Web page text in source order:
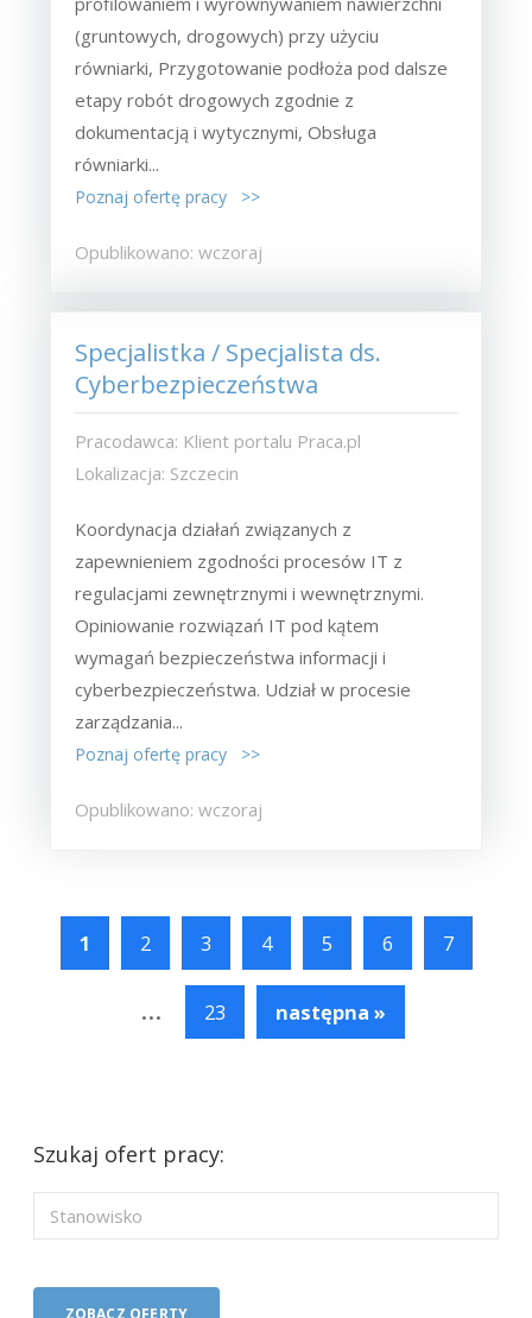
(gruntowych, drogowych) przy użyciu
równiarki, Przygotowanie podłoża pod dalsze
etapy robót drogowych zgodnie z
dokumentacją i wytycznymi, Obsługa
równiarki...
Poznaj ofertę pracy >>
Opublikowano: wczoraj
Specjalistka / Specjalista ds.
Cyberbezpieczeństwa
Pracodawca: Klient portalu Praca.pl
Lokalizacja: Szczecin
Koordynacja działań związanych z
zapewnieniem zgodności procesów IT z
regulacjami zewnętrznymi i wewnętrznymi.
Opiniowanie rozwiązań IT pod kątem
wymagań bezpieczeństwa informacji i
cyberbezpieczeństwa. Udział w procesie
zarządzania...
Poznaj ofertę pracy >>
Opublikowano: wczoraj
1 2 3 4 5 6 7
... 23 następna »
Szukaj ofert pracy: